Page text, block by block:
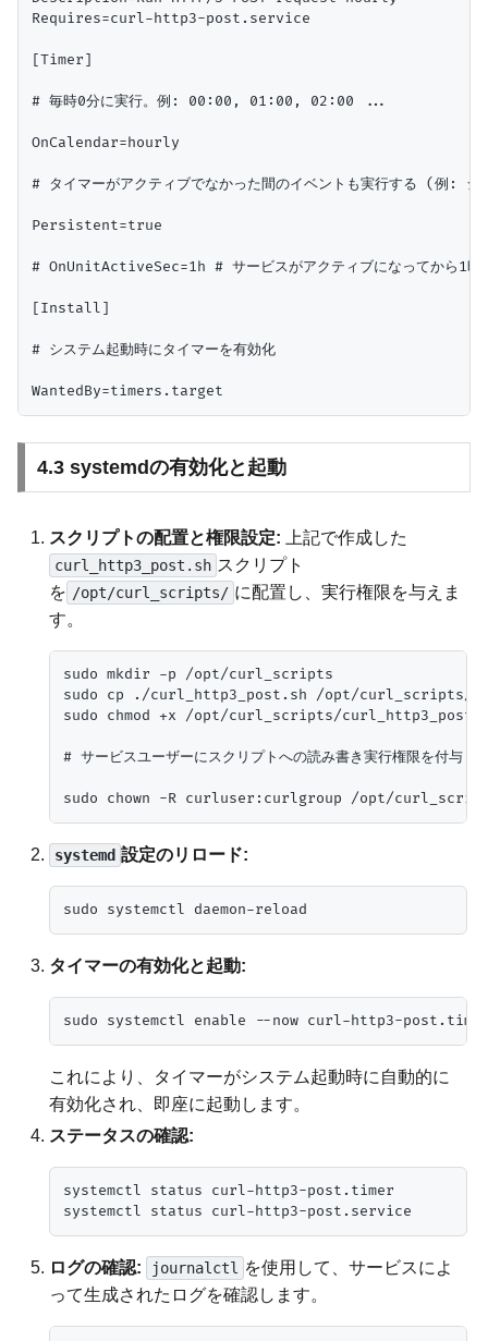
Requires=curl-http3-post.service
[Timer]
# 毎時0分に実行。例: 00:00, 01:00, 02:00 ...
OnCalendar=hourly
# タイマーがアクティブでなかった間のイベントも実行する (例: シ
Persistent=true
# OnUnitActiveSec=1h # サービスがアクティブになってから1時
[Install]
# システム起動時にタイマーを有効化
4.3 systemdの有効化と起動
スクリプトの配置と権限設定: 上記で作成した
curl_http3_post.sh スクリプト
を /opt/curl_scripts/ に配置し、実行権限を与えま
す。
sudo mkdir -p /opt/curl_scripts
sudo cp ./curl_http3_post.sh /opt/curl_scripts/
sudo chmod +x /opt/curl_scripts/
# サービスユーザーにスクリプトへの読み書き実行権限を付与
systemd 設定のリロード:
タイマーの有効化と起動:
これにより、タイマーがシステム起動時に自動的に
有効化され、即座に起動します。
ステータスの確認:
systemctl status curl-http3-post.timer
ログの確認: journalctl を使用して、サービスによ
って生成されたログを確認します。